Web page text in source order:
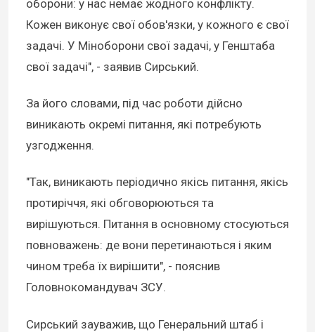
оборони: у нас немає жодного конфлікту.
Кожен виконує свої обов'язки, у кожного є свої
задачі. У Міноборони свої задачі, у Генштаба
свої задачі", - заявив Сирський.
За його словами, під час роботи дійсно
виникають окремі питання, які потребують
узгодження.
"Так, виникають періодично якісь питання, якісь
протиріччя, які обговорюються та
вирішуються. Питання в основному стосуються
повноважень: де вони перетинаються і яким
чином треба їх вирішити", - пояснив
Головнокомандувач ЗСУ.
Сирський зауважив, що Генеральний штаб і